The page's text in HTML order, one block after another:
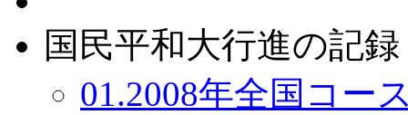
国民平和大行進の記録
01.2008年全国コー